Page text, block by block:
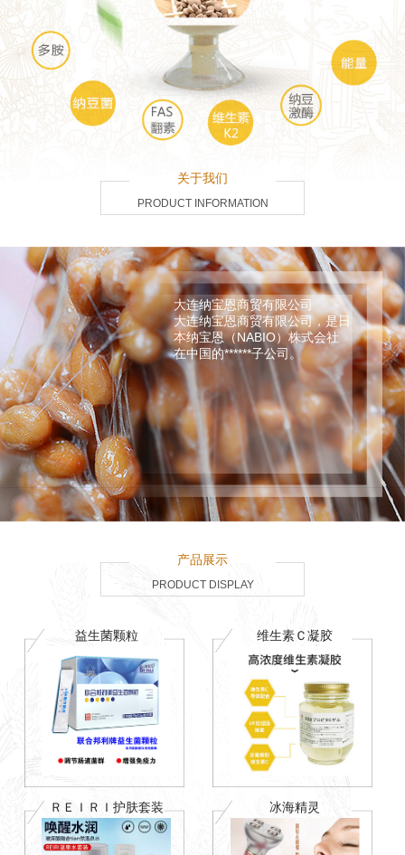
PRODUCT INFORMATION
关于我们
大连纳宝恩商贸有限公司
大连纳宝恩商贸有限公司，是日
本纳宝恩（NABIO）株式会社
在中国的******子公司。
PRODUCT DISPLAY
产品展示
益生菌颗粒 维生素Ｃ凝胶
ＲＥＩＲＩ护肤套装 冰海精灵